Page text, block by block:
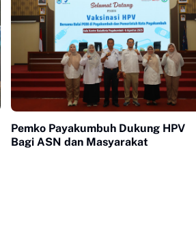
Pemko Payakumbuh Dukung HPV
Bagi ASN dan Masyarakat